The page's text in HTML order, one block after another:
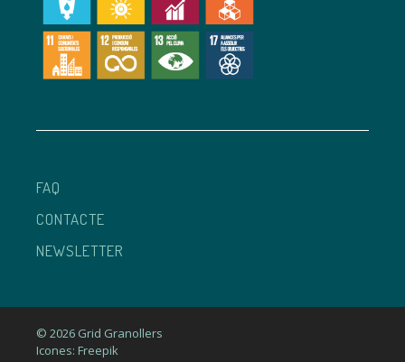
FAQ
CONTACTE
NEWSLETTER
© 2026 Grid Granollers
Icones: Freepik